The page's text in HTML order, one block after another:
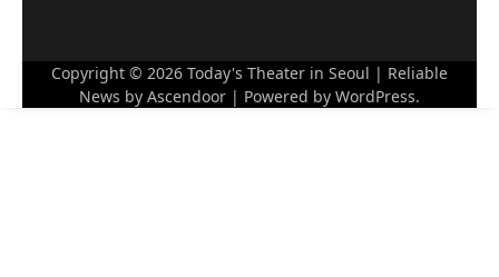
Copyright © 2026 Today's Theater in Seoul | Reliable
News by Ascendoor | Powered by WordPress.